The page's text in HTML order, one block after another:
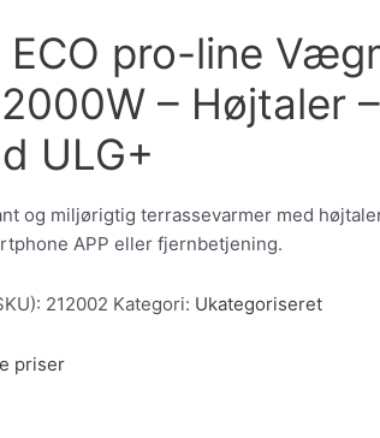
ECO pro-line
– Højtaler –
ULG+
og miljørigtig terrassevarmer med
APP eller fjernbetjening.
212002 Kategori: Ukategoriseret
priser